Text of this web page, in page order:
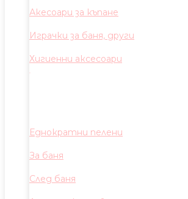
Акесоари за къпане
Играчки за баня, други
Хигиенни аксесоари
Еднократни пелени
За баня
След баня